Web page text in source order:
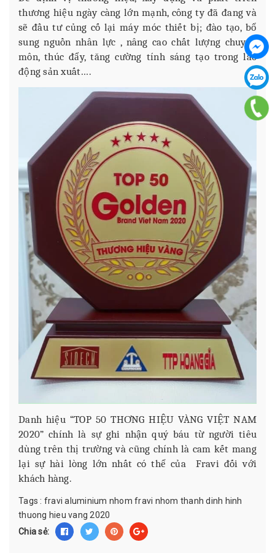
thương hiệu ngày càng lớn mạnh, công ty đã đang và
sẽ đầu tư củng cố lại máy móc thiết bị; đào tạo, bổ
sung nguồn nhân lực , nâng cao chất lượng chuyên
môn, thúc đẩy, tăng cường tính sáng tạo trong lao
động sản xuất….
Danh hiệu “TOP 50 THƠNG HIỆU VÀNG VIỆT NAM
2020” chính là sự ghi nhận quý báu từ người tiêu
dùng trên thị trường và cũng chính là cam kết mang
lại sự hài lòng lớn nhất có thể của Fravi đối với
khách hàng.
Tags : fravi aluminium nhom fravi nhom thanh dinh hinh
thuong hieu vang 2020
Chia sẻ: